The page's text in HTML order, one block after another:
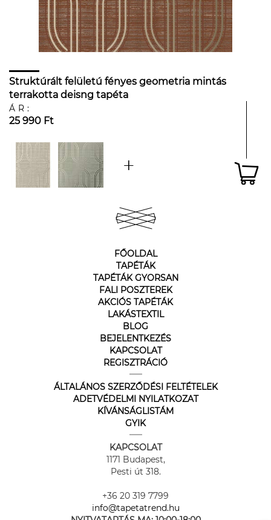
Struktúrált felületú fényes geometria mintás
terrakotta deisng tapéta
ÁR:
25 990 Ft
FŐOLDAL
TAPÉTÁK
TAPÉTÁK GYORSAN
FALI POSZTEREK
AKCIÓS TAPÉTÁK
LAKÁSTEXTIL
BLOG
BEJELENTKEZÉS
KAPCSOLAT
REGISZTRÁCIÓ
ÁLTALÁNOS SZERZŐDÉSI FELTÉTELEK
ADETVÉDELMI NYILATKOZAT
KÍVÁNSÁGLISTÁM
GYIK
KAPCSOLAT
1171 Budapest,
Pesti út 318.
+36 20 319 7799
info@tapetatrend.hu